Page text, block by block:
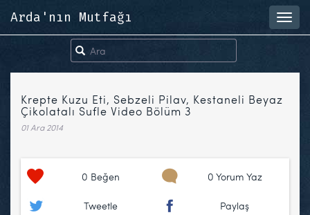
Arda'nın Mutfağı
Krepte Kuzu Eti, Sebzeli Pilav, Kestaneli Beyaz
Çikolatalı Sufle Video Bölüm 3
01 Ara 2014
0 Beğen 0 Yorum Yaz
Tweetle Paylaş